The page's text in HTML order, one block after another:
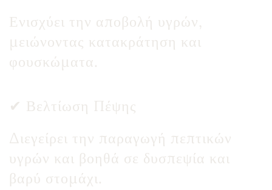
Ενισχύει την αποβολή υγρών,
μειώνοντας κατακράτηση και
φουσκώματα.
✔ Βελτίωση Πέψης
Διεγείρει την παραγωγή πεπτικών
υγρών και βοηθά σε δυσπεψία και
βαρύ στομάχι.